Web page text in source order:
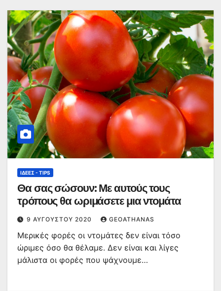
ΙΔΈΕΣ - TIPS
Θα σας σώσουν: Με αυτούς τους
τρόπους θα ωριμάσετε μια ντομάτα
9 ΑΥΓΟΎΣΤΟΥ 2020 GEOATHANAS
Μερικές φορές οι ντομάτες δεν είναι τόσο
ώριμες όσο θα θέλαμε. Δεν είναι και λίγες
μάλιστα οι φορές που ψάχνουμε…